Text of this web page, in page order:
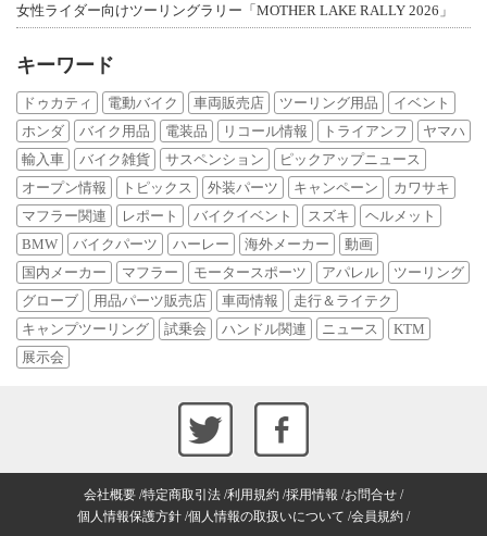
女性ライダー向けツーリングラリー「MOTHER LAKE RALLY 2026」
キーワード
ドゥカティ 電動バイク 車両販売店 ツーリング用品
イベント
ホンダ
バイク用品 電装品 リコール情報 トライアンフ
ヤマハ
輸入車
バイク雑貨 サスペンション
ピックアップニュース
オープン情報
トピックス 外装パーツ キャンペーン
カワサキ
マフラー関連
レポート バイクイベント スズキ
ヘルメット
BMW
バイクパーツ ハーレー 海外メーカー
動画
国内メーカー
マフラー モータースポーツ アパレル
ツーリング
グローブ
用品パーツ販売店 車両情報
走行＆ライテク
キャンプツーリング
試乗会 ハンドル関連 ニュース
KTM
展示会
会社概要 特定商取引法 利用規約 採用情報 お問合せ
個人情報保護方針 個人情報の取扱いについて 会員規約